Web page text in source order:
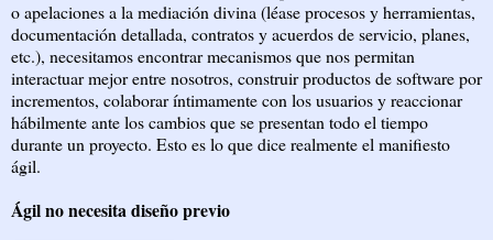
o apelaciones a la mediación divina (léase procesos y herramientas,
documentación detallada, contratos y acuerdos de servicio, planes,
etc.), necesitamos encontrar mecanismos que nos permitan
interactuar mejor entre nosotros, construir productos de software por
incrementos, colaborar íntimamente con los usuarios y reaccionar
hábilmente ante los cambios que se presentan todo el tiempo
durante un proyecto. Esto es lo que dice realmente el manifiesto
ágil.
Ágil no necesita diseño previo